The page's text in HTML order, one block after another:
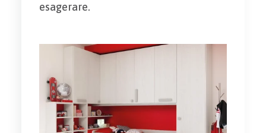
esagerare.